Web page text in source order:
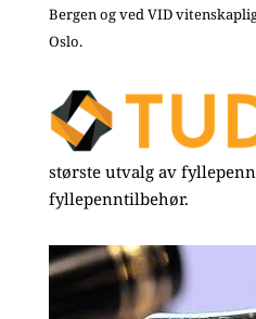
Bergen og ved VID
Oslo.
største utvalg av
fyllepenntilbehør.